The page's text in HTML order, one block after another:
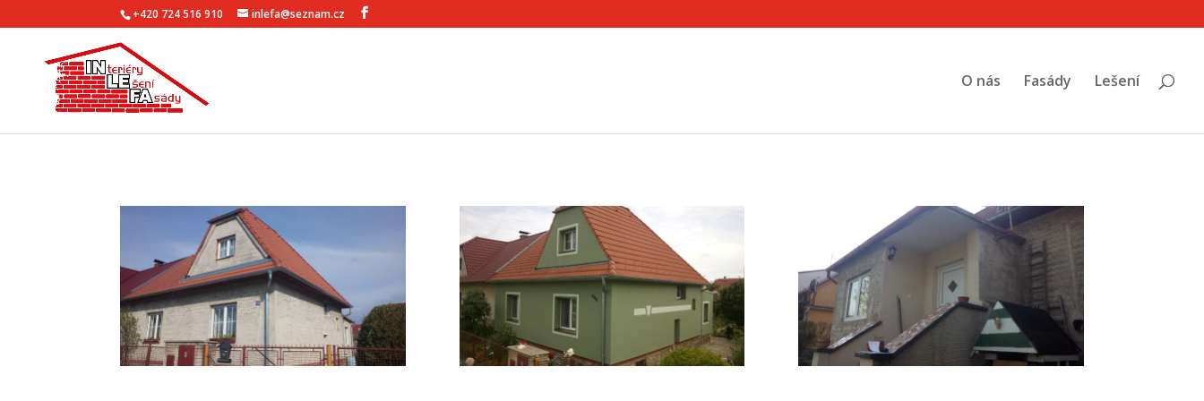
+420 724 516 910 inlefa@seznam.cz
O nás Fasády Lešení